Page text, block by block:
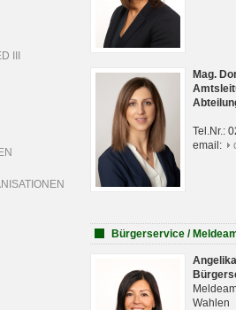
III
Mag.
Tel.Nr.:
email:
Bürgerservice /
Wahlen